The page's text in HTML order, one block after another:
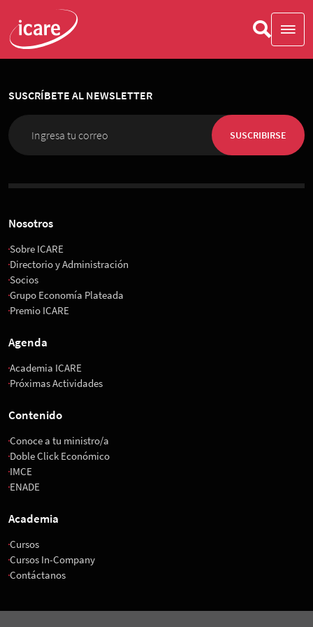
SUSCRÍBETE AL NEWSLETTER
SUSCRIBIRSE
Nosotros
Sobre ICARE
Directorio y Administración
Socios
Grupo Economía Plateada
Premio ICARE
Agenda
Academia ICARE
Próximas Actividades
Contenido
Conoce a tu ministro/a
Doble Click Económico
IMCE
ENADE
Academia
Cursos
Cursos In-Company
Contáctanos